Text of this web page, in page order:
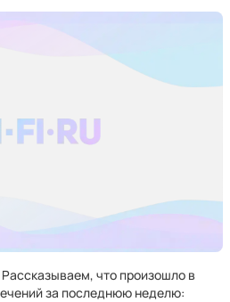
что произошло в
за последнюю неделю: